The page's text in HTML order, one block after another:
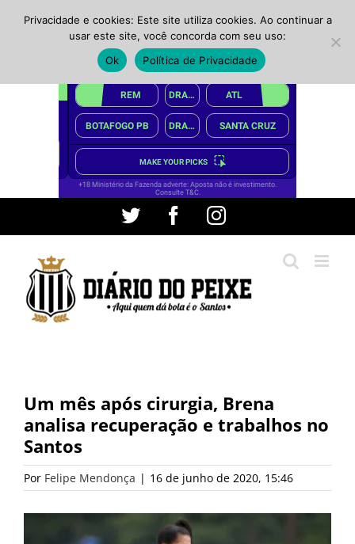
conteúdo
Twitter FacebookInstagram
Um mês após cirurgia, Brena
analisa recuperação e trabalhos no
Santos
Por Felipe Mendonça | 16 de junho de 2020, 15:46
Privacidade e cookies: Este site utiliza cookies. Ao continuar a
usar este site, você concorda com seu uso:
Ok
Política de Privacidade